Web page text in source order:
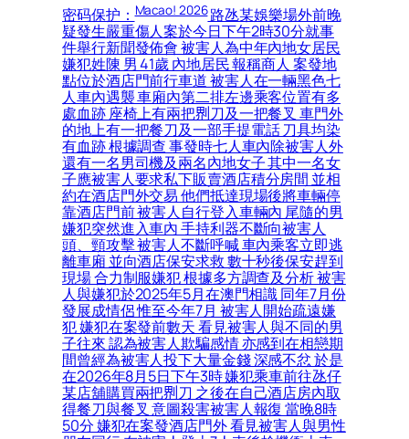
密码保护：Macao! 2026路氹某娛樂場外前晚
疑發生嚴重傷人案於今日下午2時30分就事
件舉行新聞發佈會 被害人為中年內地女居民
嫌犯姓陳 男 41歲 內地居民 報稱商人 案發地
點位於酒店門前行車道 被害人在一輛黑色七
人車內遇襲 車廂內第二排左邊乘客位置有多
處血跡 座椅上有兩把𠝹刀及一把餐叉 車門外
的地上有一把餐刀及一部手提電話 刀具均染
有血跡 根據調查 事發時七人車內除被害人外
還有一名男司機及兩名內地女子 其中一名女
子應被害人要求私下販賣酒店積分房間 並相
約在酒店門外交易 他們抵達現場後將車輛停
靠酒店門前 被害人自行登入車輛內 尾隨的男
嫌犯突然進入車內 手持利器不斷向被害人
頭、頸攻擊 被害人不斷呼喊 車內乘客立即逃
離車廂 並向酒店保安求救 數十秒後保安趕到
現場 合力制服嫌犯 根據多方調查及分析 被害
人與嫌犯於2025年5月在澳門相識 同年7月份
發展成情侶 惟至今年7月 被害人開始疏遠嫌
犯 嫌犯在案發前數天 看見被害人與不同的男
子往來 認為被害人欺騙感情 亦感到在相戀期
間曾經為被害人投下大量金錢 深感不忿 於是
在2026年8月5日下午3時 嫌犯乘車前往氹仔
某店舖購買兩把𠝹刀 之後在自己酒店房內取
得餐刀與餐叉 意圖殺害被害人報復 當晚8時
50分 嫌犯在案發酒店門外 看見被害人與男性